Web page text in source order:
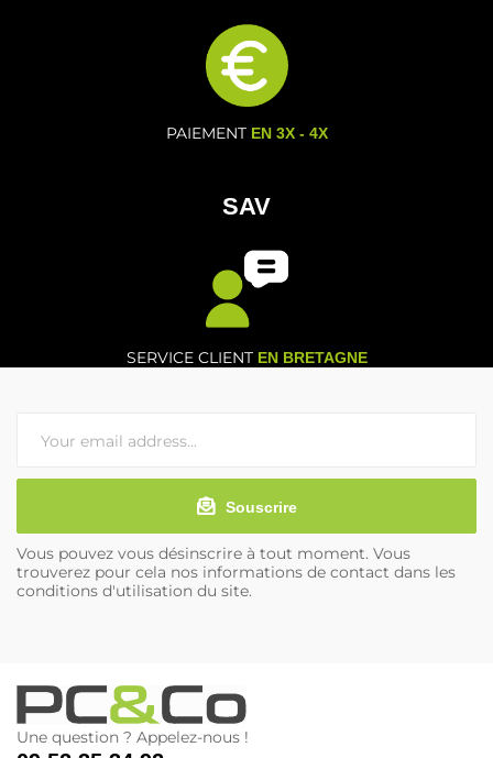
PAIEMENT EN 3X - 4X
SAV
SERVICE CLIENT EN BRETAGNE
Souscrire
Vous pouvez vous désinscrire à tout moment. Vous
trouverez pour cela nos informations de contact dans les
conditions d'utilisation du site.
Une question ? Appelez-nous !